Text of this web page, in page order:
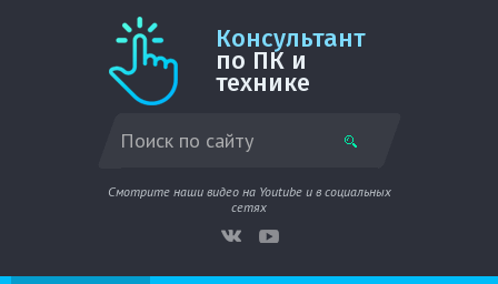
Консультант
по ПК и
технике
Смотрите наши видео на Youtube и в социальных
сетях